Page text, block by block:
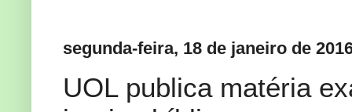
segunda-feira, 18 de janeiro de
UOL publica matéria